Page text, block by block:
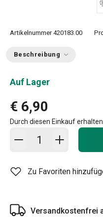
Artikelnummer 420183.00
Beschreibung
Auf Lager
€ 6,90
Durch diesen Einkauf
In den Warenkorb -
Zu Favoriten
Versandkostenfrei